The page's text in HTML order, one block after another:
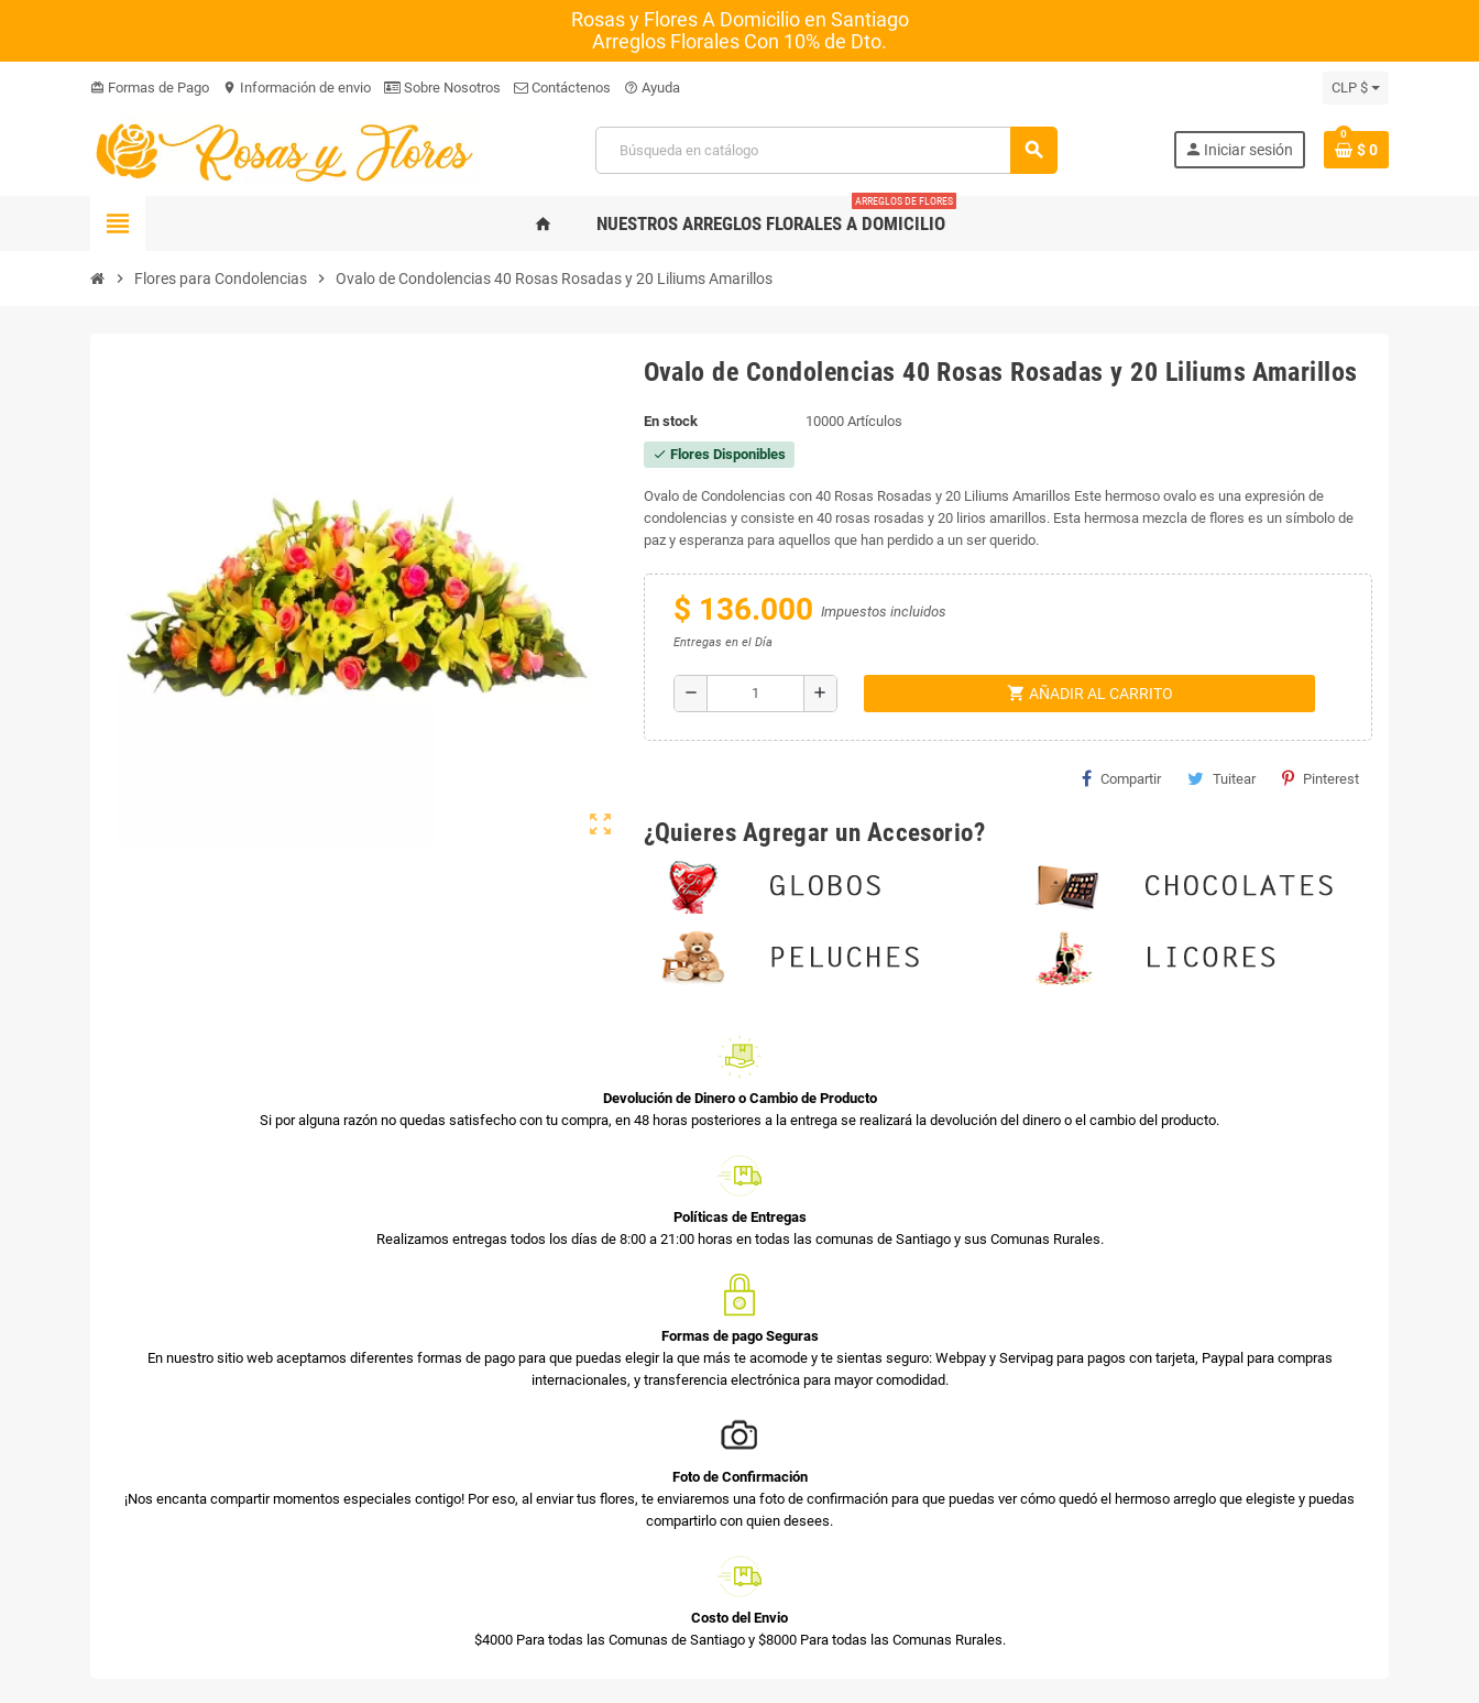
Rosas y Flores A Domicilio en Santiago
Arreglos Florales Con 10% de Dto.
card_giftcard Formas de Pago location_on Información de envio Sobre Nosotros Contáctenos help_outline Ayuda CLP $
search person Iniciar sesión
0
$ 0
view_headline home NUESTROS ARREGLOS FLORALES A DOMICILIO
ARREGLOS DE FLORES
chevron_right Flores para Condolencias chevron_right Ovalo de Condolencias 40 Rosas Rosadas y 20 Liliums Amarillos
zoom_out_map
Ovalo de Condolencias 40 Rosas Rosadas y 20 Liliums Amarillos
En stock 10000 Artículos
check Flores Disponibles
Ovalo de Condolencias con 40 Rosas Rosadas y 20 Liliums Amarillos Este hermoso ovalo es una expresión de
condolencias y consiste en 40 rosas rosadas y 20 lirios amarillos. Esta hermosa mezcla de flores es un símbolo de
paz y esperanza para aquellos que han perdido a un ser querido.
$ 136.000 Impuestos incluidos
Entregas en el Día
remove add shopping_cart AÑADIR AL CARRITO
Compartir Tuitear Pinterest
¿Quieres Agregar un Accesorio?
Devolución de Dinero o Cambio de Producto
Si por alguna razón no quedas satisfecho con tu compra, en 48 horas posteriores a la entrega se realizará la devolución del dinero o el cambio del producto.
Políticas de Entregas
Realizamos entregas todos los días de 8:00 a 21:00 horas en todas las comunas de Santiago y sus Comunas Rurales.
Formas de pago Seguras
En nuestro sitio web aceptamos diferentes formas de pago para que puedas elegir la que más te acomode y te sientas seguro: Webpay y Servipag para pagos con tarjeta, Paypal para compras
internacionales, y transferencia electrónica para mayor comodidad.
Foto de Confirmación
¡Nos encanta compartir momentos especiales contigo! Por eso, al enviar tus flores, te enviaremos una foto de confirmación para que puedas ver cómo quedó el hermoso arreglo que elegiste y puedas
compartirlo con quien desees.
Costo del Envio
$4000 Para todas las Comunas de Santiago y $8000 Para todas las Comunas Rurales.